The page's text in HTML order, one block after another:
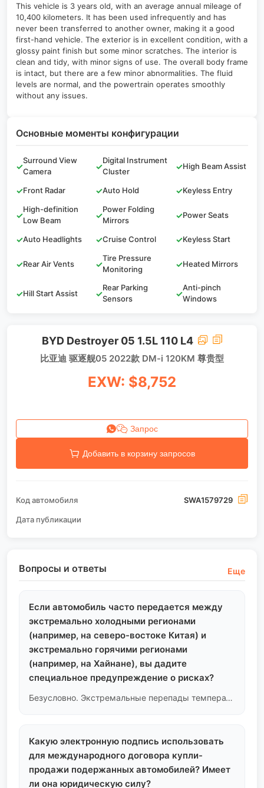
This vehicle is 3 years old, with an average annual mileage of
10,400 kilometers. It has been used infrequently and has
never been transferred to another owner, making it a good
first-hand vehicle. The exterior is in excellent condition, with a
glossy paint finish but some minor scratches. The interior is
clean and tidy, with minor signs of use. The overall body frame
is intact, but there are a few minor abnormalities. The fluid
levels are normal, and the powertrain operates smoothly
without any issues.
Основные моменты конфигурации
✓
Surround View
Camera
✓
Digital Instrument
Cluster
✓High Beam Assist
✓Front Radar ✓Auto Hold ✓Keyless Entry
✓
High-definition
Low Beam
✓
Power Folding
Mirrors
✓Power Seats
✓Auto Headlights ✓Cruise Control ✓Keyless Start
✓Rear Air Vents ✓
Tire Pressure
Monitoring
✓Heated Mirrors
✓Hill Start Assist ✓
Rear Parking
Sensors
✓
Anti-pinch
Windows
BYD Destroyer 05 1.5L 110 L4
比亚迪 驱逐舰05 2022款 DM-i 120KM 尊贵型
EXW: $8,752
Запрос
Добавить в корзину запросов
Код автомобиля SWA1579729
Дата публикации
Вопросы и ответы Еще
Если автомобиль часто передается между
экстремально холодными регионами
(например, на северо-востоке Китая) и
экстремально горячими регионами
(например, на Хайнане), вы дадите
специальное предупреждение о рисках?
Безусловно. Экстремальные перепады температур резко ускоряют старение резинок, сальников и пластиковых деталей интерьера шасси. В случае частых перемещений таких автомобилей между широтами мы будем проводить проверки на усталость резинок шасси вдвое строже, чем для автомобилей из регионов с нормальной температурой.
Какую электронную подпись использовать
для международного договора купли-
продажи подержанных автомобилей? Имеет
ли она юридическую силу?